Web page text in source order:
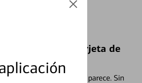
una Tarjeta de
Débito⁴
es más común de lo que parece. Sin